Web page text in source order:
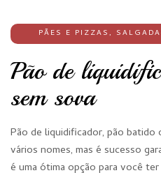
PÃES E PIZZAS,
Pão de
sem sova
Pão de liquidificador, pão batido
vários nomes, mas é sucesso
é uma ótima opção para você